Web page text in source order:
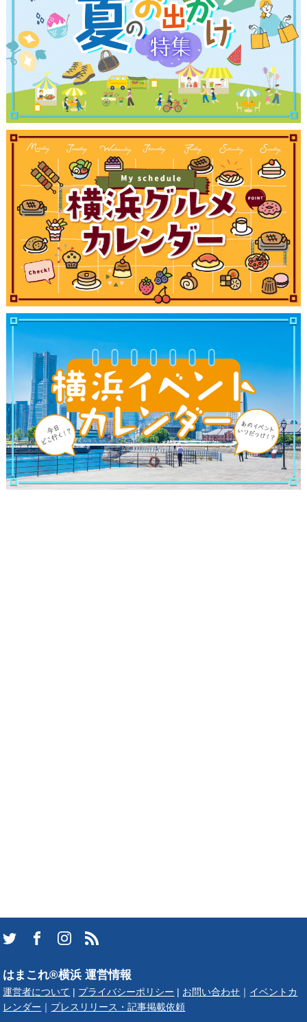
観光ガイド
ランキング
ブログ記事
サイトについて
はまこれ®横浜 運営情報
運営者について プライバシーポリシー お問い合わせ
イベントカ
レンダー
プレスリリース・記事掲載依頼